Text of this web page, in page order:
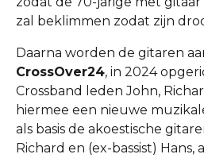
zal beklimmen zodat zijn
Daarna worden de gitaren
CrossOver24, in 2024
Crossband leden John,
hiermee een nieuwe
als basis de akoestische
Richard en (ex-bassist) Hans,